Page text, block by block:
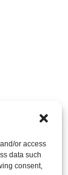
or access
data such
consent,